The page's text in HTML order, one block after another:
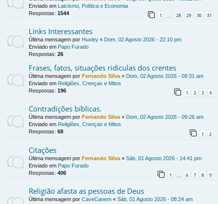
Enviado em
Laicismo, Política e Economia
Respostas: 1544 1 … 28 29 30 31
Links Interessantes
Última mensagem por Huxley « Dom, 02 Agosto 2026 - 22:10 pm
Enviado em Papo Furado
Respostas: 26
Frases, fatos, situações ridículas dos crentes
Última mensagem por Fernando Silva « Dom, 02 Agosto 2026 - 09:31 am
Enviado em Religiões, Crenças e Mitos
Respostas: 196 1 2 3 4
Contradições bíblicas.
Última mensagem por Fernando Silva« Dom, 02 Agosto 2026 - 09:26 am
Enviado em Religiões, Crenças e Mitos
Respostas: 68 1 2
Citações
Última mensagem por Fernando Silva « Sáb, 01 Agosto 2026 - 14:41 pm
Enviado em Papo Furado
Respostas: 406 1 6 7 8 9
Religião afasta as pessoas de Deus
Última mensagem por CaveCanem « Sáb, 01 Agosto 2026 - 08:24 am